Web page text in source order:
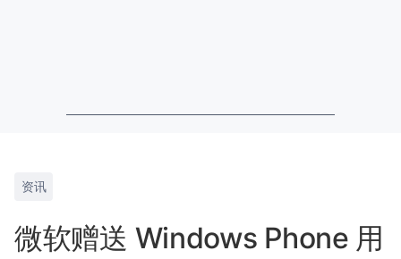
资讯
微软赠送 Windows Phone 用